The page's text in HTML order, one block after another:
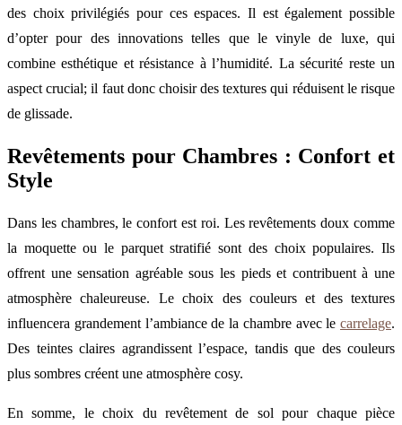
des choix privilégiés pour ces espaces. Il est également possible
d’opter pour des innovations telles que le vinyle de luxe, qui
combine esthétique et résistance à l’humidité. La sécurité reste un
aspect crucial; il faut donc choisir des textures qui réduisent le risque
de glissade.
Revêtements pour Chambres : Confort et
Style
Dans les chambres, le confort est roi. Les revêtements doux comme
la moquette ou le parquet stratifié sont des choix populaires. Ils
offrent une sensation agréable sous les pieds et contribuent à une
atmosphère chaleureuse. Le choix des couleurs et des textures
influencera grandement l’ambiance de la chambre avec le carrelage.
Des teintes claires agrandissent l’espace, tandis que des couleurs
plus sombres créent une atmosphère cosy.
En somme, le choix du revêtement de sol pour chaque pièce